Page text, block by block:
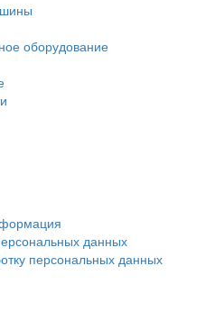
оборудование
данных
персональных данных